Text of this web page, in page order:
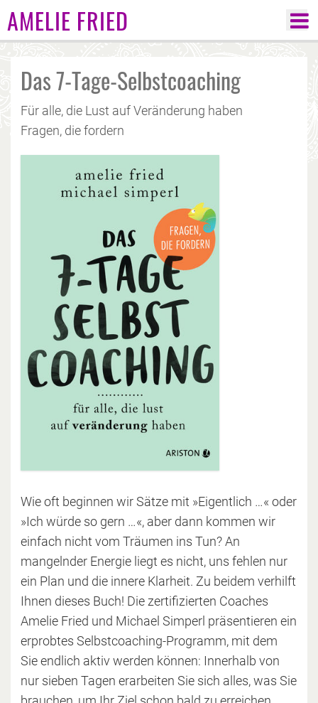
AMELIE FRIED
Das 7-Tage-Selbstcoaching
Für alle, die Lust auf Veränderung haben
Fragen, die fordern
Wie oft beginnen wir Sätze mit »Eigentlich …« oder
»Ich würde so gern …«, aber dann kommen wir
einfach nicht vom Träumen ins Tun? An
mangelnder Energie liegt es nicht, uns fehlen nur
ein Plan und die innere Klarheit. Zu beidem verhilft
Ihnen dieses Buch! Die zertifizierten Coaches
Amelie Fried und Michael Simperl präsentieren ein
erprobtes Selbstcoaching-Programm, mit dem
Sie endlich aktiv werden können: Innerhalb von
nur sieben Tagen erarbeiten Sie sich alles, was Sie